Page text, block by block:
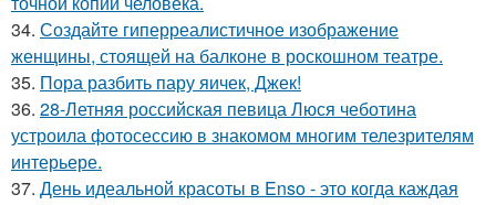
34. Создайте гиперреалистичное изображение
женщины, стоящей на балконе в роскошном театре.
35. Пора разбить пару яичек, Джек!
36. 28-Летняя российская певица Люся чеботина
устроила фотосессию в знакомом многим телезрителям
интерьере.
37. День идеальной красоты в Enso - это когда каждая